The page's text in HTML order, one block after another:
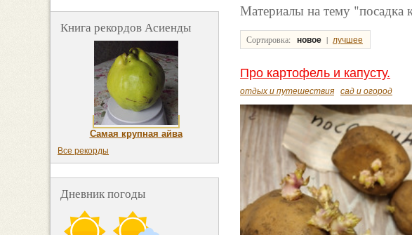
Материалы на тему "посадка
Сортировка: новое | лучшее
Про картофель и капусту.
отдых и путешествия сад и огород
Книга рекордов Асиенды
Самая крупная айва
Все рекорды
Дневник погоды